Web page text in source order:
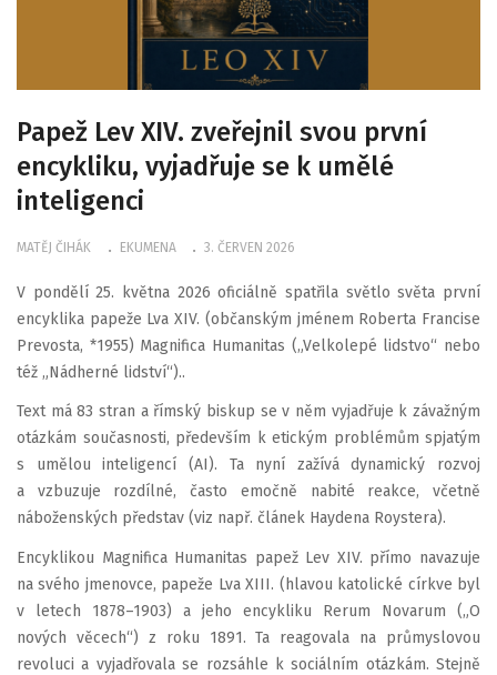
Papež Lev XIV. zveřejnil svou první
encykliku, vyjadřuje se k umělé
inteligenci
MATĚJ ČIHÁK EKUMENA 3. ČERVEN 2026
V pondělí 25. května 2026 oficiálně spatřila světlo světa první
encyklika papeže Lva XIV. (občanským jménem Roberta Francise
Prevosta, *1955) Magnifica Humanitas („Velkolepé lidstvo“ nebo
též „Nádherné lidství“)..
Text má 83 stran a římský biskup se v něm vyjadřuje k závažným
otázkám současnosti, především k etickým problémům spjatým
s umělou inteligencí (AI). Ta nyní zažívá dynamický rozvoj
a vzbuzuje rozdílné, často emočně nabité reakce, včetně
náboženských představ (viz např. článek Haydena Roystera).
Encyklikou Magnifica Humanitas papež Lev XIV. přímo navazuje
na svého jmenovce, papeže Lva XIII. (hlavou katolické církve byl
v letech 1878–1903) a jeho encykliku Rerum Novarum („O
nových věcech“) z roku 1891. Ta reagovala na průmyslovou
revoluci a vyjadřovala se rozsáhle k sociálním otázkám. Stejně